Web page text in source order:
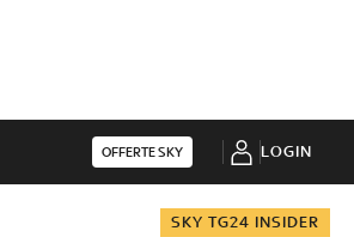
OFFERTE SKY LOGIN
SKY TG24 INSIDER